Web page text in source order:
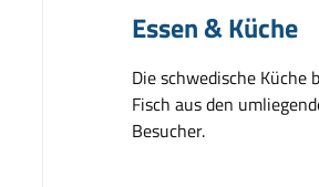
Essen & Küche
Die schwedische
Fisch aus den
Besucher.